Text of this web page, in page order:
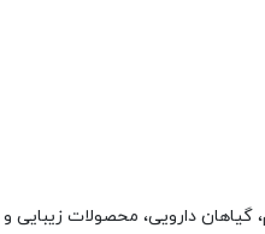
دارویی، محصولات زیبایی